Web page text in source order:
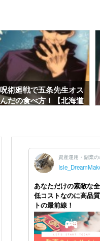
術廻戦で五条先生オス
だの食べ方！【北海道